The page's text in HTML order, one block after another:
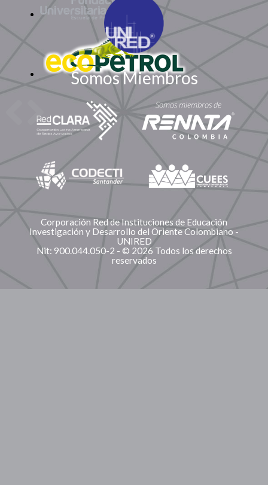
Somos Miembros
Corporación Red de Instituciones de Educación
Investigación y Desarrollo del Oriente Colombiano -
UNIRED
Nit: 900.044.050-2 - © 2026 Todos los derechos
reservados